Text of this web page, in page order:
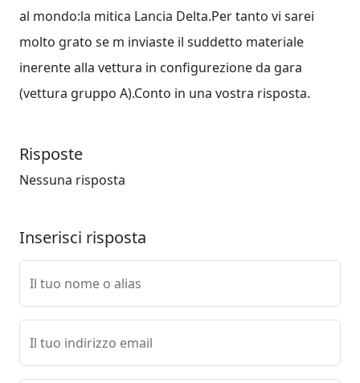
al mondo:la mitica Lancia Delta.Per tanto vi sarei
molto grato se m inviaste il suddetto materiale
inerente alla vettura in configurezione da gara
(vettura gruppo A).Conto in una vostra risposta.
Risposte
Nessuna risposta
Inserisci risposta
Il tuo nome o alias
Il tuo indirizzo email